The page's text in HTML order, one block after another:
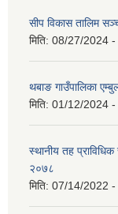
सीप विकास तालिम
मिति: 08/27/2024 -
थबाङ गाउँपालिका
मिति: 01/12/2024 -
स्थानीय तह
२०७८
मिति: 07/14/2022